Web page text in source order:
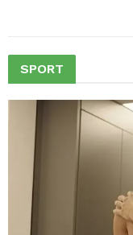
SPORT